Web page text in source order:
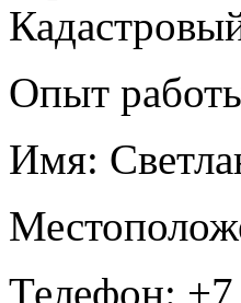
Опыт
Имя:
Телефон: